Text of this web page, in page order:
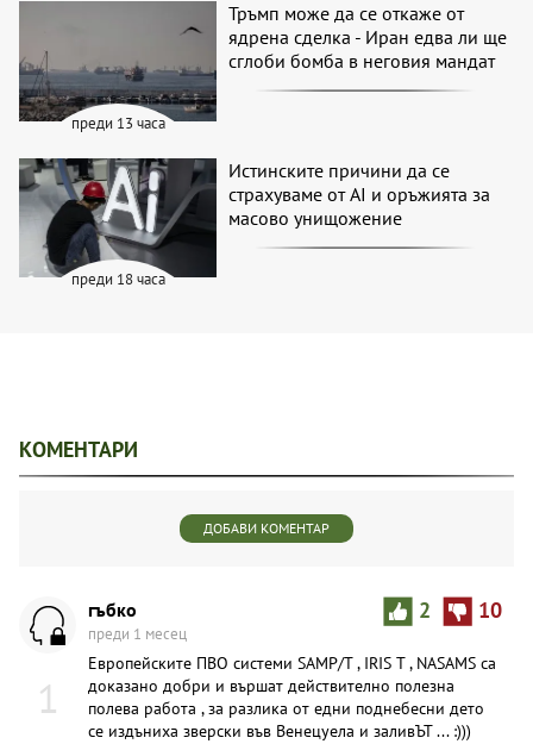
преди 13 часа
Тръмп може да се откаже от
ядрена сделка - Иран едва ли ще
сглоби бомба в неговия мандат
преди 18 часа
Истинските причини да се
страхуваме от AI и оръжията за
масово унищожение
КОМЕНТАРИ
ДОБАВИ КОМЕНТАР
1
2 10
гъбко
преди 1 месец
Европейските ПВО системи SAMP/T , IRIS T , NASAMS са
доказано добри и вършат действително полезна
полева работа , за разлика от едни поднебесни дето
се издъниха зверски във Венецуела и заливЪТ ... :)))